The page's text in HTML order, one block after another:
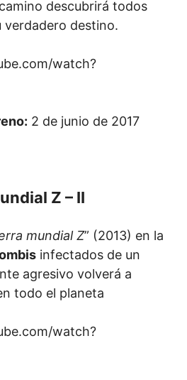
descubrirá todos
verdadero destino.
watch?
2 de junio de 2017
Z – II
mundial Z” (2013) en la
infectados de un
agresivo volverá a
todo el planeta
watch?